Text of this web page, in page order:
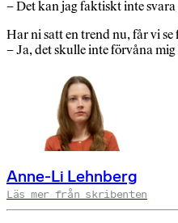
– Det kan jag faktiskt inte
Har ni satt en trend nu, får vi
– Ja, det skulle inte förvåna
Anne-Li Lehnberg
Läs mer från skribenten